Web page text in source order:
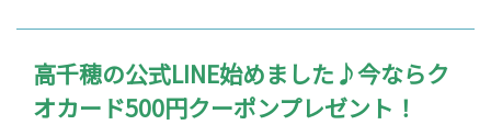
高千穂の公式LINE始めました♪今ならク
オカード500円クーポンプレゼント！